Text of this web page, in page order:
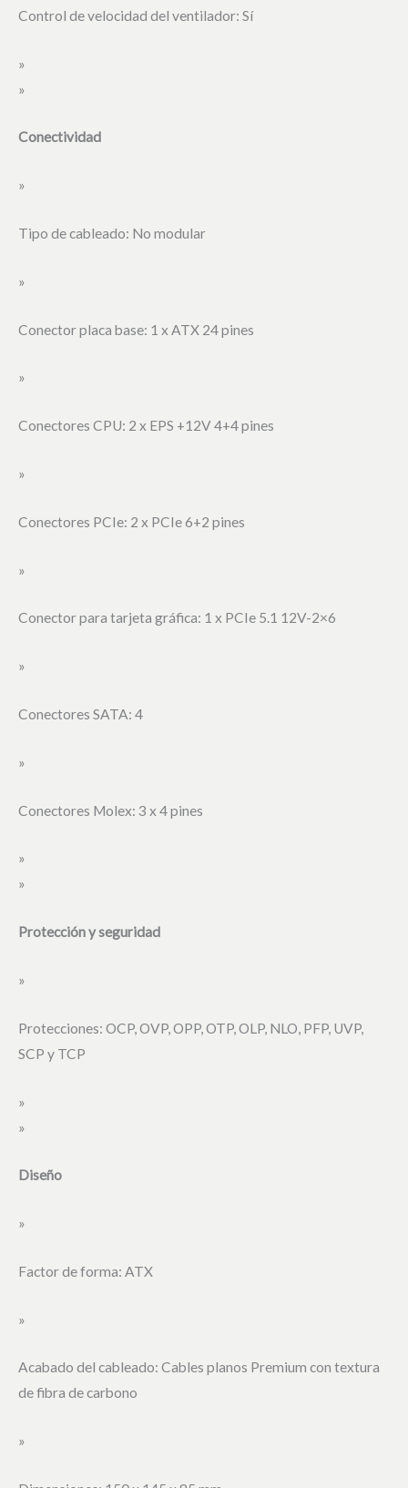
Control de velocidad del ventilador: Sí
»
»
Conectividad
»
Tipo de cableado: No modular
»
Conector placa base: 1 x ATX 24 pines
»
Conectores CPU: 2 x EPS +12V 4+4 pines
»
Conectores PCIe: 2 x PCIe 6+2 pines
»
Conector para tarjeta gráfica: 1 x PCIe 5.1 12V-2×6
»
Conectores SATA: 4
»
Conectores Molex: 3 x 4 pines
»
»
Protección y seguridad
»
Protecciones: OCP, OVP, OPP, OTP, OLP, NLO, PFP, UVP,
SCP y TCP
»
»
Diseño
»
Factor de forma: ATX
»
Acabado del cableado: Cables planos Premium con textura
de fibra de carbono
»